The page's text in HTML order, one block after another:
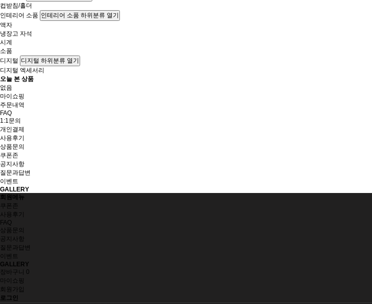
컵받침/홀더
인테리어 소품 인테리어 소품 하위분류 열기
액자
냉장고 자석
시계
소품
디지털 디지털 하위분류 열기
디지털 엑세서리
오늘 본 상품
없음
마이쇼핑
주문내역
FAQ
1:1문의
개인결제
사용후기
상품문의
쿠폰존
공지사항
질문과답변
이벤트
GALLERY
회원메뉴
쿠폰존
사용후기
FAQ
상품문의
공지사항
질문과답변
이벤트
GALLERY
장바구니
0
마이쇼핑
회원가입
로그인